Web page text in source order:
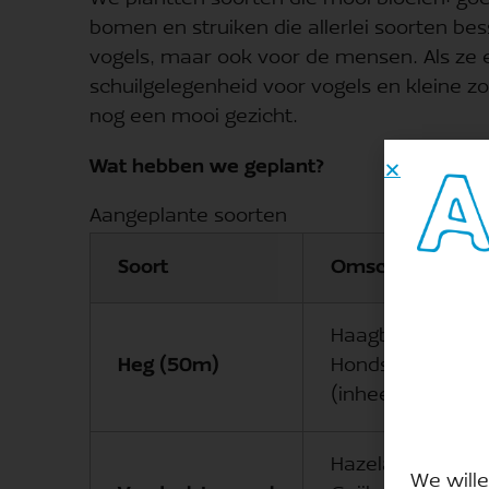
bomen en struiken die allerlei soorten
vogels, maar ook voor de mensen. Als
schuilgelegenheid voor vogels en kleine
nog een mooi gezicht.
Wat hebben we geplant?
Aangeplante soorten
Soort Omschrijving
Heg (50m)
Haagbeuk,
Hondsroos,
(inheems)
Hazelaar,
We